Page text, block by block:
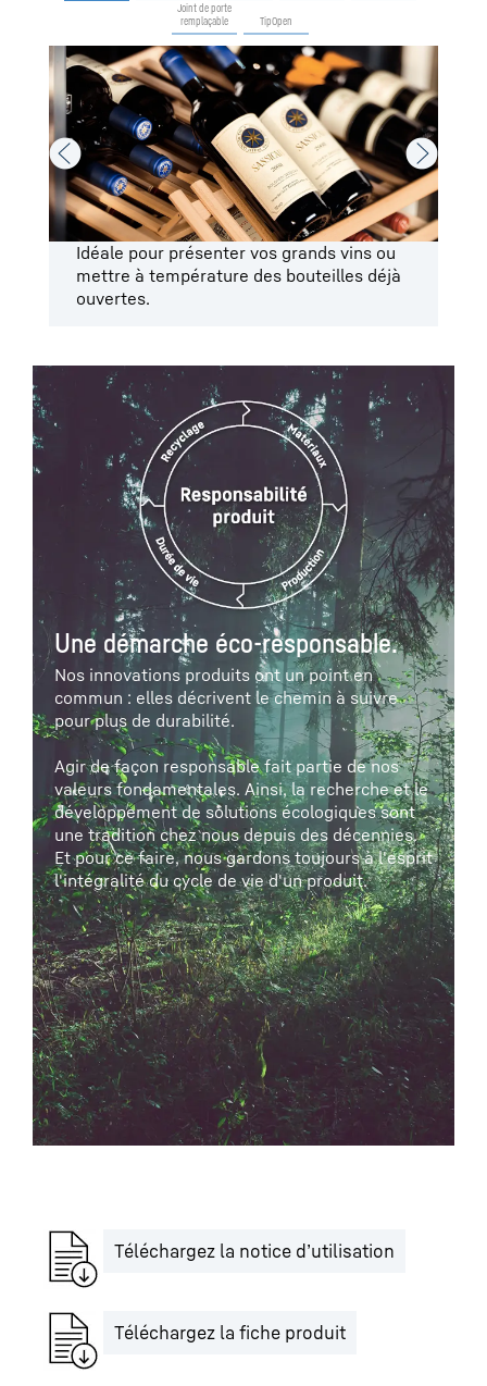
Idéale pour présenter vos grands vins ou
mettre à température des bouteilles déjà
ouvertes.
Joint de porte
remplaçable
TipOpen
Une démarche éco-responsable.
Nos innovations produits ont un point en
commun : elles décrivent le chemin à suivre
pour plus de durabilité.
Agir de façon responsable fait partie de nos
valeurs fondamentales. Ainsi, la recherche et le
développement de solutions écologiques sont
une tradition chez nous depuis des décennies.
Et pour ce faire, nous gardons toujours à l'esprit
l'intégralité du cycle de vie d'un produit.
Téléchargez la notice d’utilisation
Téléchargez la fiche produit